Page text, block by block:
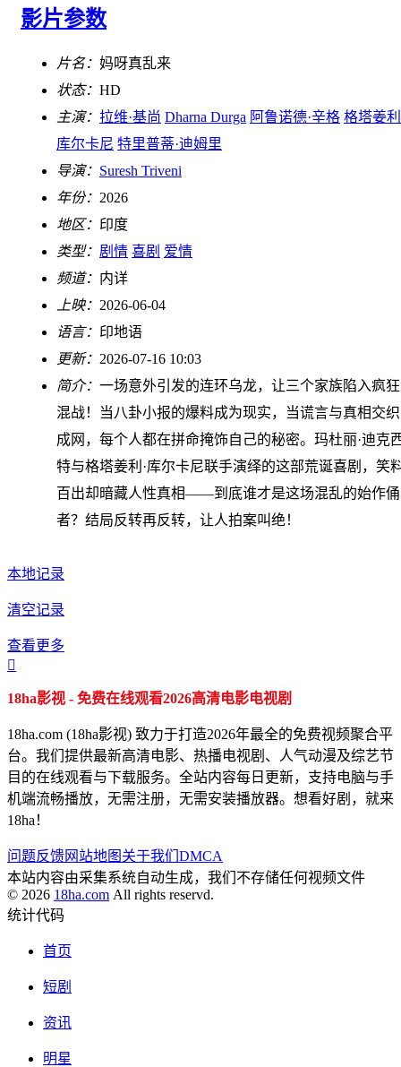
影片参数
片名： 妈呀真乱来
状态： HD
主演： 拉维·基尚 Dharna Durga 阿鲁诺德·辛格 格塔姜利
库尔卡尼 特里普蒂·迪姆里
导演： Suresh Triveni
年份： 2026
地区： 印度
类型： 剧情 喜剧 爱情
频道： 内详
上映： 2026-06-04
语言： 印地语
更新： 2026-07-16 10:03
简介： 一场意外引发的连环乌龙，让三个家族陷入疯狂
混战！当八卦小报的爆料成为现实，当谎言与真相交织
成网，每个人都在拼命掩饰自己的秘密。玛杜丽·迪克
特与格塔姜利·库尔卡尼联手演绎的这部荒诞喜剧，笑
百出却暗藏人性真相——到底谁才是这场混乱的始作俑
者？结局反转再反转，让人拍案叫绝！
本地记录
清空记录
查看更多

18ha影视 - 免费在线观看2026高清电影电视剧
18ha.com (18ha影视) 致力于打造2026年最全的免费视频聚合平
台。我们提供最新高清电影、热播电视剧、人气动漫及综艺节
目的在线观看与下载服务。全站内容每日更新，支持电脑与手
机端流畅播放，无需注册，无需安装播放器。想看好剧，就来
18ha！
问题反馈网站地图 关于我们 DMCA
本站内容由采集系统自动生成，我们不存储任何视频文件
© 2026 18ha.com All rights reservd.
统计代码
首页
短剧
资讯
明星